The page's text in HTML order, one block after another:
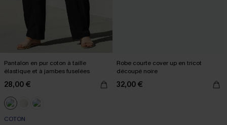
Pantalon en pur coton à taille
élastique et à jambes fuselées
28,00 €
COTON
Robe courte cover up en tricot
découpé noire
32,00 €